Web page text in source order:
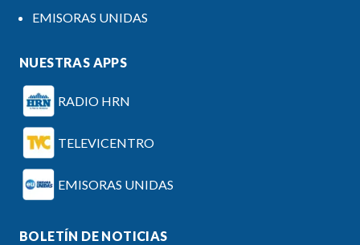
EMISORAS UNIDAS
NUESTRAS APPS
RADIO HRN
TELEVICENTRO
EMISORAS UNIDAS
BOLETÍN DE NOTICIAS